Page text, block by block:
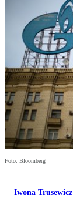
Foto: Bloomberg
Iwona Trusewicz